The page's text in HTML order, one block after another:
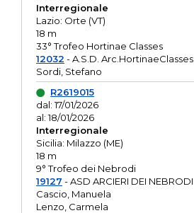
Interregionale
Lazio: Orte (VT)
18 m
33° Trofeo Hortinae Classes
12032 - A.S.D. Arc.HortinaeClasses
Sordi, Stefano
R2619015
dal: 17/01/2026
al: 18/01/2026
Interregionale
Sicilia: Milazzo (ME)
18 m
9° Trofeo dei Nebrodi
19127 - ASD ARCIERI DEI NEBRODI
Cascio, Manuela
Lenzo, Carmela